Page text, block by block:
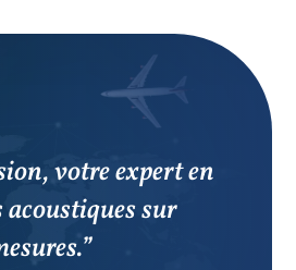
votre expert en
sur